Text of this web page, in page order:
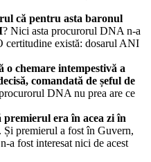
că pentru asta baronul
? Nici asta procurorul DNA n-a
certitudine există: dosarul ANI
chemare intempestivă a
comandată de șeful de
DNA nu prea are ce
era în acea zi în
premierul a fost în Guvern,
a fost interesat nici de acest